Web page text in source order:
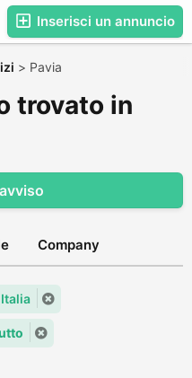
Inserisci un annuncio
> Pavia
trovato in
Company
Italia